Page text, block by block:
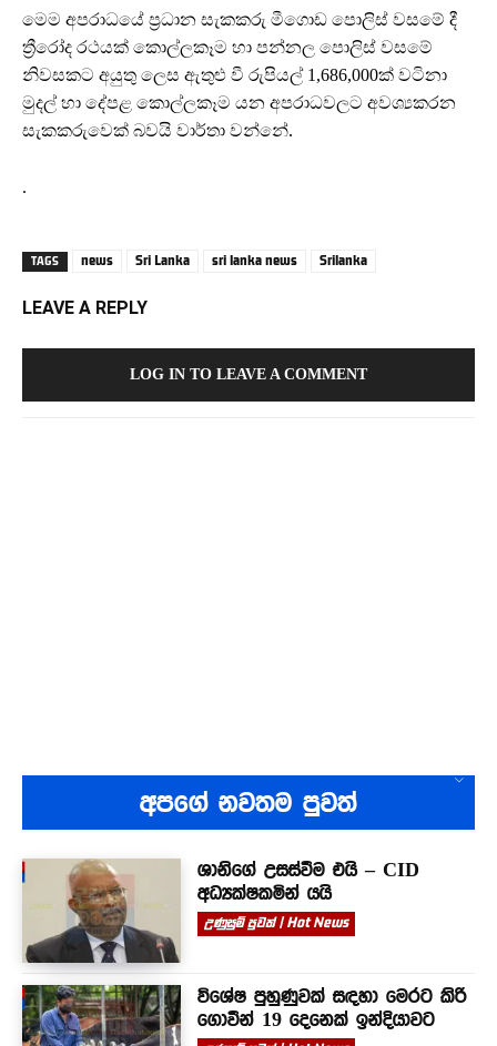
මෙම අපරාධයේ ප්‍රධාන සැකකරු මීගොඩ පොලිස් වසමේ දී
ත්‍රීරෝද රථයක් කොල්ලකෑම හා පන්නල පොලිස් වසමේ
නිවසකට අයුතු ලෙස ඇතුළු වී රුපියල් 1,686,000ක් වටිනා
මුදල් හා දේපළ කොල්ලකෑම යන අපරාධවලට අවශ්‍යකරන
සැකකරුවෙක් බවයි වාර්තා වන්නේ.
.
TAGS news Sri Lanka sri lanka news Srilanka
LEAVE A REPLY
LOG IN TO LEAVE A COMMENT
අපගේ නවතම පුවත්
ශානිගේ උසස්වීම එයි – CID
අධ්‍යක්ෂකමින් යයි
උණුසුම් පුවත් | Hot News
විශේෂ පුහුණුවක් සඳහා මෙරට කිරි
ගොවීන් 19 දෙනෙක් ඉන්දියාවට